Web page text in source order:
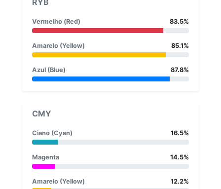
Vermelho (Red) 83.5%
Amarelo (Yellow) 85.1%
Azul (Blue) 87.8%
CMY
Ciano (Cyan) 16.5%
Magenta 14.5%
Amarelo (Yellow) 12.2%